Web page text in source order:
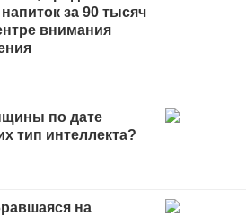
за 90 тысяч
внимания
по дате
тип интеллекта?
на